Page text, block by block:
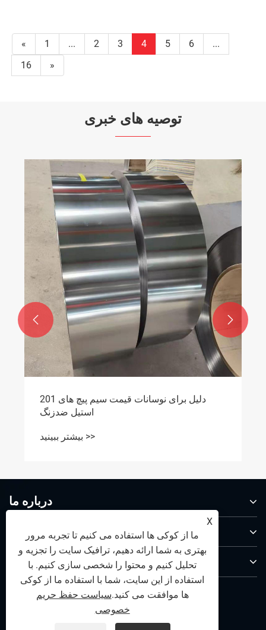
« 1 ... 2 3 4 5 6
...
16
»
توصیه های خبری
فولادی ضد زنگ یک ماده عایق است؟
 
درباره ما
محصولات
با ما تماس بگیرید
ما را دنبال کنید
X
ما از کوکی ها استفاده می کنیم تا تجربه مرور
بهتری به شما ارائه دهیم، ترافیک سایت را تجزیه و
تحلیل کنیم و محتوا را شخصی سازی کنیم. با
استفاده از این سایت، شما با استفاده ما از کوکی
ها موافقت می کنید.سیاست حفظ حریم
خصوصی